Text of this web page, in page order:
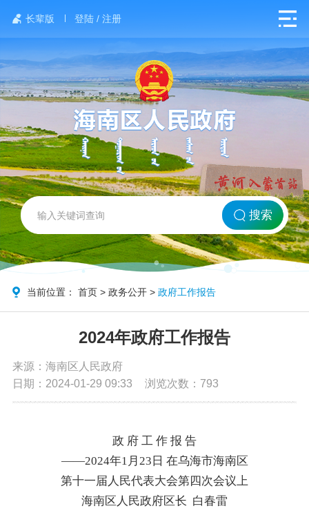
长辈版 登陆 / 注册
网站首页
北方海南
政务要闻
党务公开
政务公开
互动交流
数据发布
搜索
当前位置：首页 >政务公开 >政府工作报告
2024年政府工作报告
来源：海南区人民政府
日期：2024-01-29 09:33
浏览次数： 793
政 府 工 作 报 告
——2024年1 月 23 日 在乌海市海南区
第十一届人民代表大会第四次会议上
海南区人民政府区长 白春雷